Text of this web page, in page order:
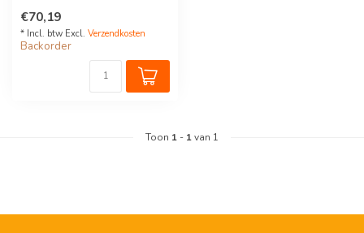
...
€70,19
* Incl. btw Excl. Verzendkosten
Backorder
Toon 1 - 1van 1